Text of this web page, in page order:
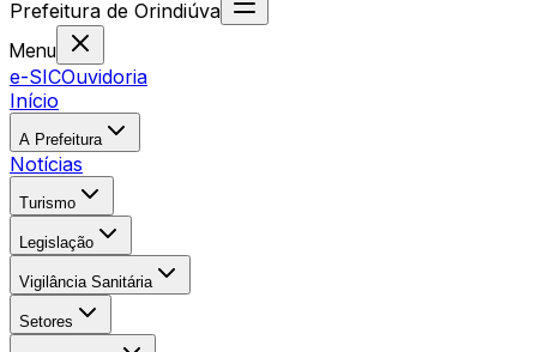
Prefeitura de Orindiúva
Menu
e-SICOuvidoria
Início
A Prefeitura
Notícias
Turismo
Legislação
Vigilância Sanitária
Setores